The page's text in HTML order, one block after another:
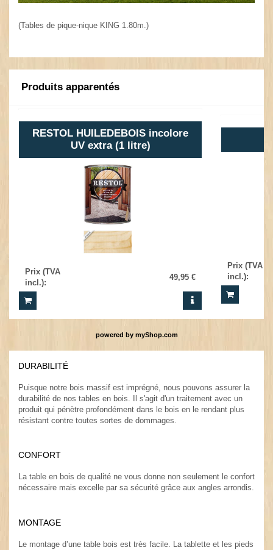
(Tables de pique-nique KING 1.80m.)
Produits apparentés
RESTOL HUILEDEBOIS incolore
UV extra (1 litre)
Prix (TVA
incl.):
49,95 €
Prix (TVA
incl.):
powered by myShop.com
DURABILITÉ
Puisque notre bois massif est imprégné, nous pouvons assurer la
durabilité de nos tables en bois. Il s'agit d'un traitement avec un
produit qui pénètre profondément dans le bois en le rendant plus
résistant contre toutes sortes de dommages.
CONFORT
La table en bois de qualité ne vous donne non seulement le confort
nécessaire mais excelle par sa sécurité grâce aux angles arrondis.
MONTAGE
Le montage d’une table bois est très facile. La tablette et les pieds